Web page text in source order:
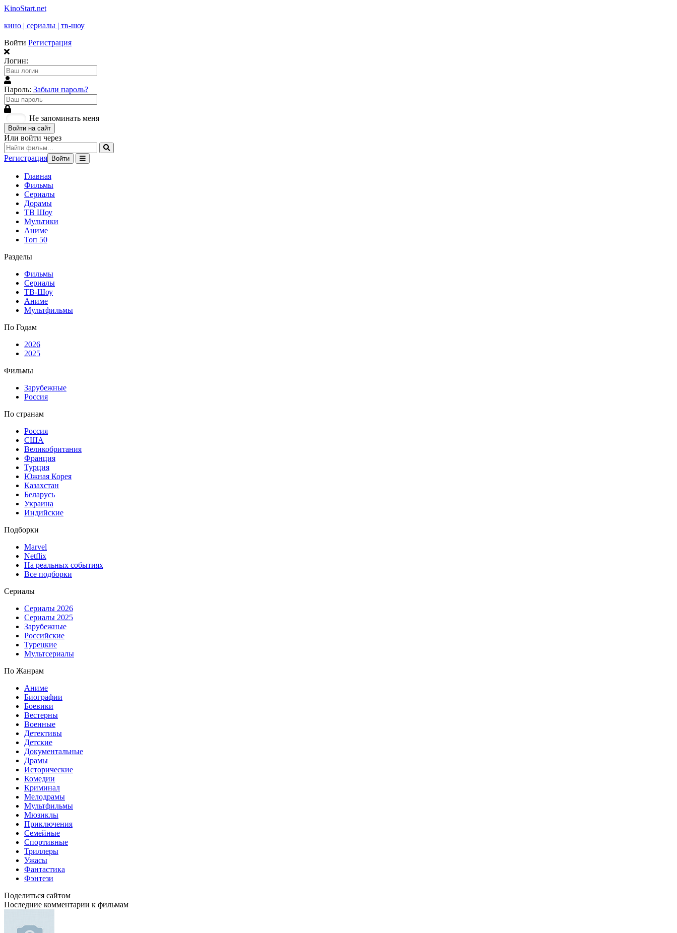
KinoStart.net
кино | сериалы | тв-шоу
Войти Регистрация
Логин:
Пароль: Забыли пароль?
Не запоминать меня
Войти на сайт
Или войти через
Регистрация Войти
Главная
Фильмы
Сериалы
Дорамы
ТВ Шоу
Мультики
Аниме
Топ 50
Разделы
Фильмы
Сериалы
ТВ-Шоу
Аниме
Мультфильмы
По Годам
2026
2025
Фильмы
Зарубежные
Россия
По странам
Россия
США
Великобритания
Франция
Турция
Южная Корея
Казахстан
Беларусь
Украина
Индийские
Подборки
Marvel
Netflix
На реальных событиях
Все подборки
Сериалы
Сериалы 2026
Сериалы 2025
Зарубежные
Российские
Турецкие
Мультсериалы
По Жанрам
Аниме
Биографии
Боевики
Вестерны
Военные
Детективы
Детские
Документальные
Драмы
Исторические
Комедии
Криминал
Мелодрамы
Мультфильмы
Мюзиклы
Приключения
Семейные
Спортивные
Триллеры
Ужасы
Фантастика
Фэнтези
Поделиться сайтом
Последние комментарии к фильмам